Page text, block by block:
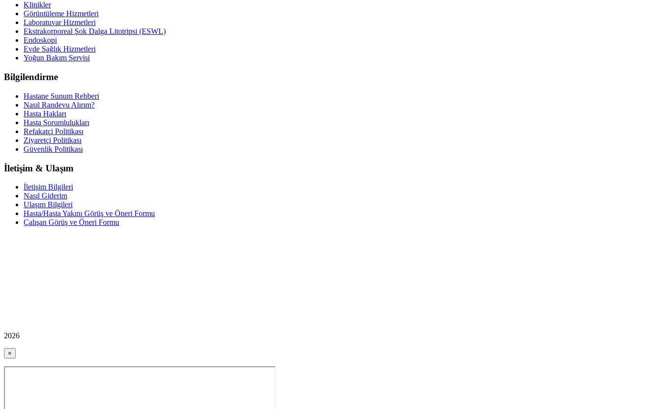
Klinikler
Görüntüleme Hizmetleri
Laboratuvar Hizmetleri
Ekstrakorporeal Şok Dalga Litotripsi (ESWL)
Endoskopi
Evde Sağlık Hizmetleri
Yoğun Bakım Servisi
Bilgilendirme
Hastane Sunum Rehberi
Nasıl Randevu Alırım?
Hasta Hakları
Hasta Sorumlulukları
Refakatçi Politikası
Ziyaretçi Politikası
Güvenlik Politikası
İletişim & Ulaşım
İletişim Bilgileri
Nasıl Giderim
Ulaşım Bilgileri
Hasta/Hasta Yakını Görüş ve Öneri Formu
Çalışan Görüş ve Öneri Formu
2026
×